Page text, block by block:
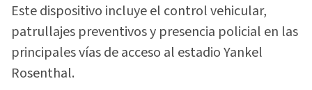
Este dispositivo incluye el control vehicular,
patrullajes preventivos y presencia policial en las
principales vías de acceso al estadio Yankel
Rosenthal.